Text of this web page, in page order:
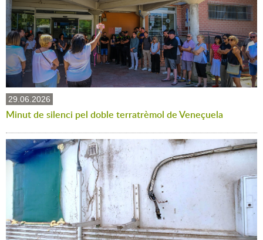
29.06.2026
Minut de silenci pel doble terratrèmol de Veneçuela